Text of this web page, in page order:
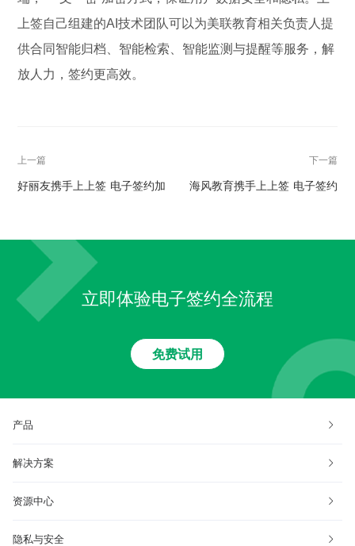
上签自己组建的AI技术团队可以为美联教育相关负责人提
供合同智能归档、智能检索、智能监测与提醒等服务，解
放人力，签约更高效。
上一篇
好丽友携手上上签 电子签约加
下一篇
海风教育携手上上签 电子签约
立即体验电子签约全流程
免费试用
产品
解决方案
资源中心
隐私与安全